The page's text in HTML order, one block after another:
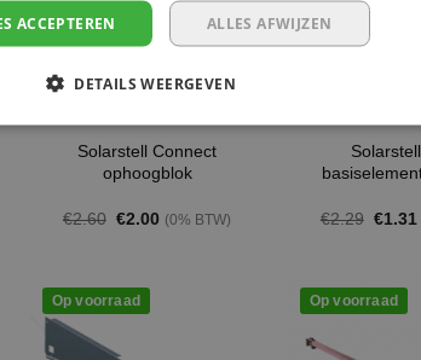
Solarstell Connect
ophoogblok
€2.60 Oorspronkelijke
€2.00Huidige
(0% BTW) €2.29 €1.31
Op voorraad Op voorraad
ACCEPTEREN ALLES AFWIJZEN
DETAILS WEERGEVEN